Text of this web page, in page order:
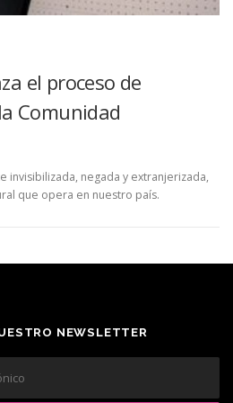
el proceso de
Comunidad
invisibilizada, negada y extranjerizada,
que opera en nuestro país.
NEWSLETTER